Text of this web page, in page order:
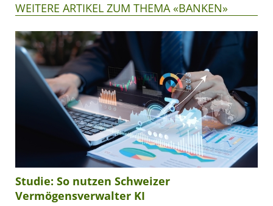
WEITERE ARTIKEL ZUM THEMA «BANKEN»
Studie: So nutzen Schweizer
Vermögensverwalter KI